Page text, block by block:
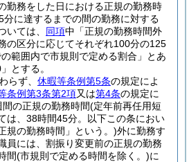
勤務をした日における正規の勤務時
分に達するまでの間の勤務に対する
いては、 同項中「正規の勤務時間外
の区分に応じてそれぞれ100分の125
範囲内で市規則で定める割合」とあ
とする。
らず、 休暇等条例第5条の規定によ
条例第3条第2項又は第4条の規定に
の正規の勤務時間(定年前再任用短
は、38時間45分。以下この条におい
規の勤務時間」という。)外に勤務す
員には、割振り変更前の正規の勤務
間(市規則で定める時間を除く。)に